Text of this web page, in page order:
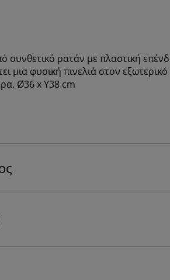
συνθετικό ρατάν με πλαστική
μια φυσική πινελιά στον
Ø36 x Υ38 cm